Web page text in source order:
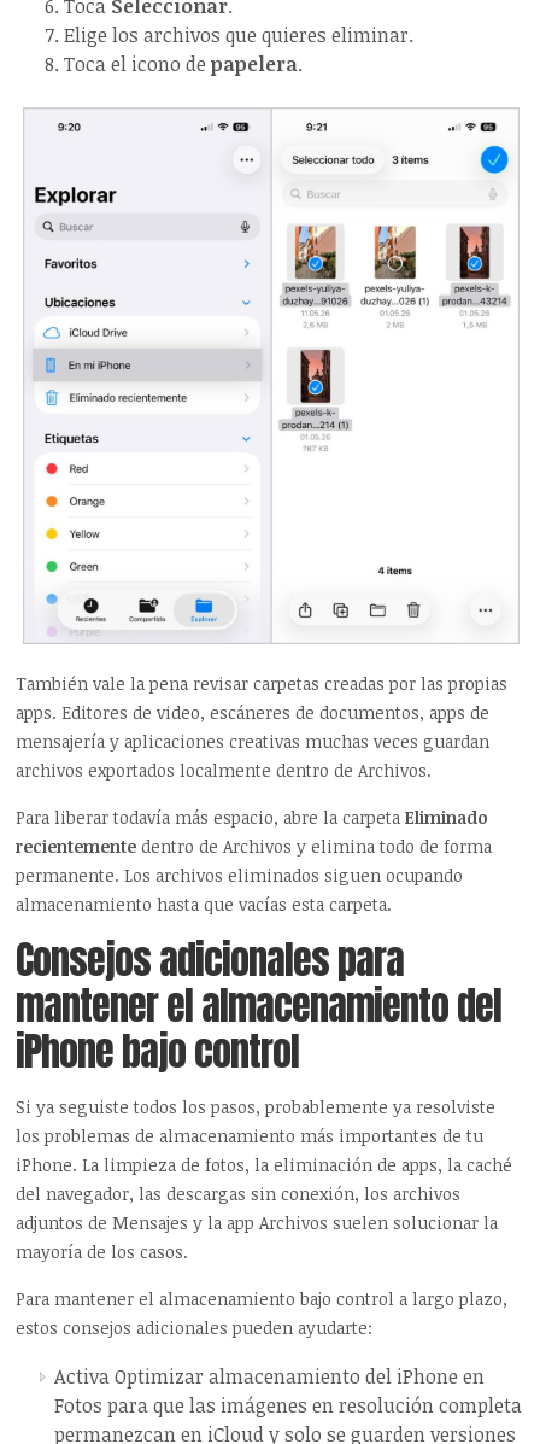
Toca Seleccionar.
Elige los archivos que quieres eliminar.
Toca el icono depapelera.
También vale la pena revisar carpetas creadas por las propias
apps. Editores de video, escáneres de documentos, apps de
mensajería y aplicaciones creativas muchas veces guardan
archivos exportados localmente dentro de Archivos.
Para liberar todavía más espacio, abre la carpetaEliminado
recientemente dentro de Archivos y elimina todo de forma
permanente. Los archivos eliminados siguen ocupando
almacenamiento hasta que vacías esta carpeta.
Consejos adicionales para
mantener el almacenamiento del
iPhone bajo control
Si ya seguiste todos los pasos, probablemente ya resolviste
los problemas de almacenamiento más importantes de tu
iPhone. La limpieza de fotos, la eliminación de apps, la caché
del navegador, las descargas sin conexión, los archivos
adjuntos de Mensajes y la app Archivos suelen solucionar la
mayoría de los casos.
Para mantener el almacenamiento bajo control a largo plazo,
estos consejos adicionales pueden ayudarte:
Activa Optimizar almacenamiento del iPhone en
Fotos para que las imágenes en resolución completa
permanezcan en iCloud y solo se guarden versiones